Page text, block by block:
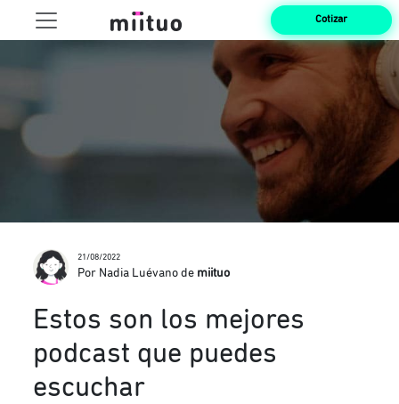
Cotizar
21/08/2022
Por Nadia Luévano de miituo
Estos son los mejores
podcast que puedes
escuchar